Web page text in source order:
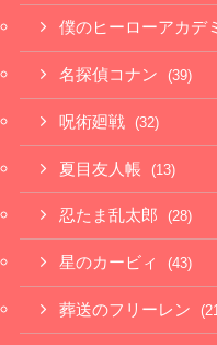
僕のヒーローアカデ
名探偵コナン (39)
呪術廻戦 (32)
夏目友人帳 (13)
忍たま乱太郎 (28)
星のカービィ (43)
葬送のフリーレン